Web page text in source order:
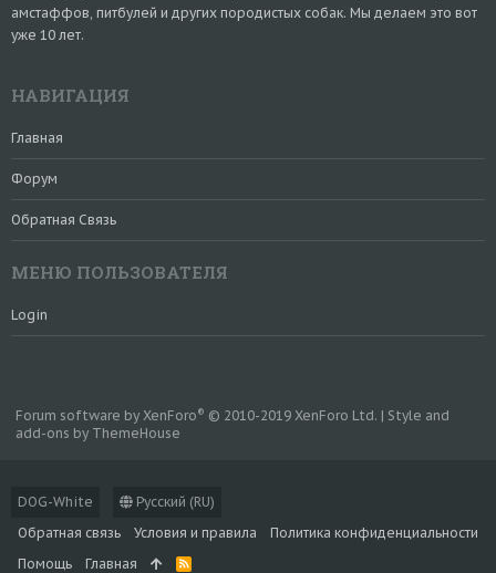
амстаффов, питбулей и других породистых собак. Мы делаем это вот
уже 10 лет.
НАВИГАЦИЯ
Главная
Форум
Обратная Связь
МЕНЮ ПОЛЬЗОВАТЕЛЯ
Login
DOG-White
Русский (RU)
Обратная связь
Условия и правила
Политика конфиденциальности
Помощь
Главная
R
Forum software by XenForo® © 2010-2019 XenForo Ltd. | Style and
add-ons by ThemeHouse